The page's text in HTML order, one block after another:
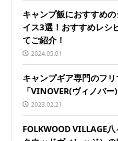
キャンプ飯におすすめ
イス3選！おすすめレシ
てご紹介！
2024.05.01
キャンプギア専門のフリ
「VINOVER(ヴィノバー
2023.02.21
FOLKWOOD VILLAGE